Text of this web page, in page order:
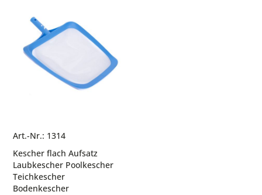
Art.-Nr.: 1314
Kescher flach Aufsatz
Laubkescher Poolkescher
Teichkescher
Bodenkescher